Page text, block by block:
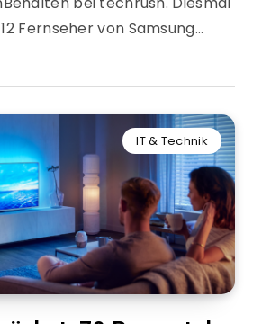
Fernseher von Samsung…
IT & Technik